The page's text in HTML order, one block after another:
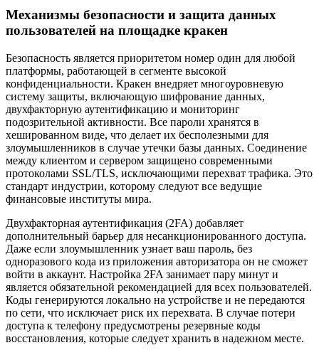
Механизмы безопасности и защита данных
пользователей на площадке кракен
Безопасность является приоритетом номер один для любой
платформы, работающей в сегменте высокой
конфиденциальности. Кракен внедряет многоуровневую
систему защиты, включающую шифрование данных,
двухфакторную аутентификацию и мониторинг
подозрительной активности. Все пароли хранятся в
хешированном виде, что делает их бесполезными для
злоумышленников в случае утечки базы данных. Соединение
между клиентом и сервером защищено современными
протоколами SSL/TLS, исключающими перехват трафика. Это
стандарт индустрии, которому следуют все ведущие
финансовые институты мира.
Двухфакторная аутентификация (2FA) добавляет
дополнительный барьер для несанкционированного доступа.
Даже если злоумышленник узнает ваш пароль, без
одноразового кода из приложения авторизатора он не сможет
войти в аккаунт. Настройка 2FA занимает пару минут и
является обязательной рекомендацией для всех пользователей.
Коды генерируются локально на устройстве и не передаются
по сети, что исключает риск их перехвата. В случае потери
доступа к телефону предусмотрены резервные коды
восстановления, которые следует хранить в надежном месте.